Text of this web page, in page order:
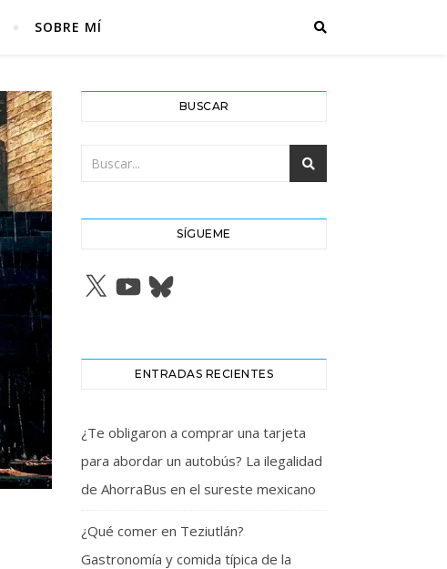
SOBRE MÍ
BUSCAR
SÍGUEME
X YouTubeBluesky
ENTRADAS RECIENTES
¿Te obligaron a comprar una tarjeta
para abordar un autobús? La ilegalidad
de AhorraBus en el sureste mexicano
¿Qué comer en Teziutlán?
Gastronomía y comida típica de la